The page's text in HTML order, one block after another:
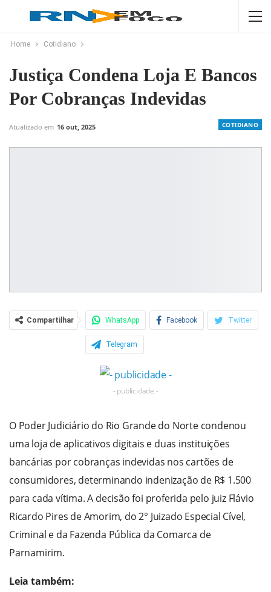
Home Cotidiano
Justiça Condena Loja E Bancos
Por Cobranças Indevidas
COTIDIANO
Atualizado em 16 out, 2025
Compartilhar WhatsApp Facebook Twitter
Telegram
- publicidade -
O Poder Judiciário do Rio Grande do Norte condenou
uma loja de aplicativos digitais e duas instituições
bancárias por cobranças indevidas nos cartões de
consumidores, determinando indenização de R$ 1.500
para cada vítima. A decisão foi proferida pelo juiz Flávio
Ricardo Pires de Amorim, do 2° Juizado Especial Cível,
Criminal e da Fazenda Pública da Comarca de
Parnamirim.
Leia também: